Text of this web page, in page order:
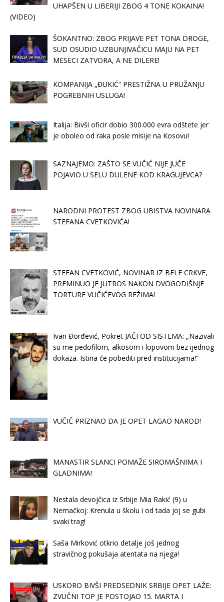
UHAPŠEN U LIBERIJI ZBOG 4 TONE KOKAINA!
(VIDEO)
ŠOKANTNO: ZBOG PRIJAVE PET TONA DROGE,
SUD OSUDIO UZBUNJIVAČICU MAJU NA PET
MESECI ZATVORA, A NE DILERE!
KOMPANIJA „ĐUKIĆ“ PRESTIŽNA U PRUŽANJU
POGREBNIH USLUGA!
Italija: Bivši oficir dobio 300.000 evra odštete jer
je oboleo od raka posle misije na Kosovu!
SAZNAJEMO: ZAŠTO SE VUČIĆ NIJE JUČE
POJAVIO U SELU DULENE KOD KRAGUJEVCA?
NARODNI PROTEST ZBOG UBISTVA NOVINARA
STEFANA CVETKOVIĆA!
STEFAN CVETKOVIĆ, NOVINAR IZ BELE CRKVE,
PREMINUO JE JUTROS NAKON DVOGODIŠNJE
TORTURE VUČIĆEVOG REŽIMA!
Ivan Đorđević, Pokret JAČI OD SISTEMA: „Nazivali
su me pedofilom, alkosom i lopovom bez ijednog
dokaza. Istina će pobediti pred institucijama!“
VUČIČ PRIZNAO DA JE OPET LAGAO NAROD!
MANASTIR SLANCI POMAŽE SIROMAŠNIMA I
GLADNIMA!
Nestala devojčica iz Srbije Mia Rakić (9) u
Nemačkoj: Krenula u školu i od tada joj se gubi
svaki trag!
Saša Mirković otkrio detalje još jednog
stravičnog pokušaja atentata na njega!
USKORO BIVŠI PREDSEDNIK SRBIJE OPET LAŽE:
ZVUČNI TOP JE POSTOJAO 15. MARTA I